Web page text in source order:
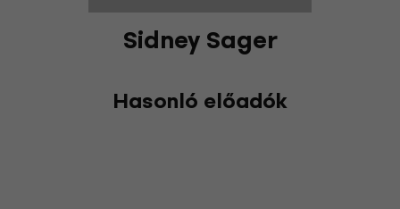
Sidney Sager
Hasonló előadók